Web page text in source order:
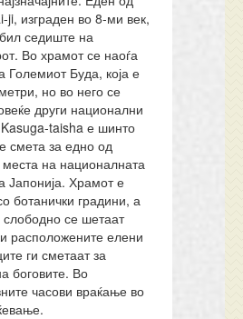
ji, изграден во 8-ми век,
седиште на
Во храмот се наоѓа
Големиот Буда, која е
но во него се
други национални
Kasuga-taisha е шинто
смета за едно од
места на националната
Јапонија. Храмот е
ботанички градини, а
слободно се шетаат
расположените елени
ги сметаат за
боговите. Во
часови враќање во